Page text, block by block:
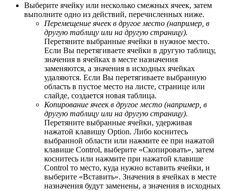
Выберите ячейку или несколько смежных ячеек, затем
выполните одно из действий, перечисленных ниже.
Перемещение ячеек в другое место (например, в
другую таблицу или на другую страницу).
Перетяните выбранные ячейки в нужное место.
Если Вы перетягиваете ячейки в другую таблицу,
значения в ячейках в месте назначения
заменяются, а значения в исходных ячейках
удаляются. Если Вы перетягиваете выбранную
область в пустое место на листе, странице или
слайде, создается новая таблица.
Копирование ячеек в другое место (например, в
другую таблицу или на другую страницу).
Перетяните выбранные ячейки, удерживая
нажатой клавишу Option. Либо коснитесь
выбранной области или нажмите ее при нажатой
клавише Control, выберите «Скопировать», затем
коснитесь или нажмите при нажатой клавише
Control то место, куда нужно вставить ячейки, и
выберите «Вставить». Значения в ячейках в месте
назначения будут заменены, а значения в исходных